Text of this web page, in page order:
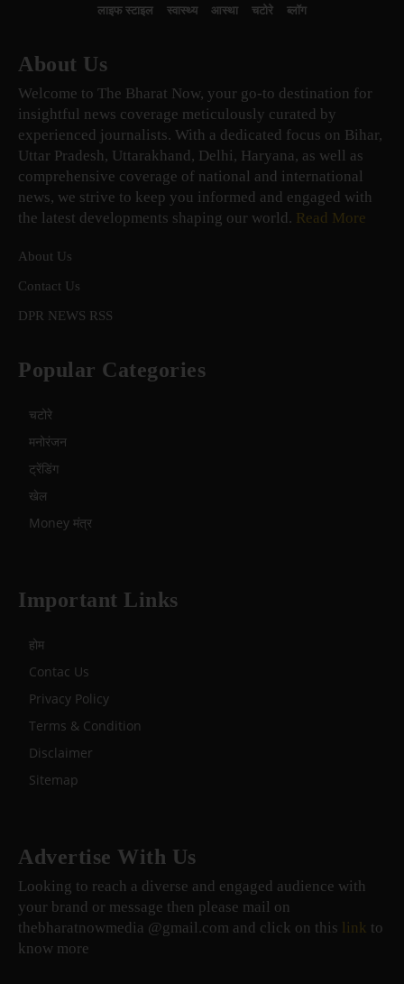
लाइफ स्टाइल
स्वास्थ्य आस्था चटोरे ब्लॉग
About Us
Welcome to The Bharat Now, your go-to destination for
insightful news coverage meticulously curated by
experienced journalists. With a dedicated focus on Bihar,
Uttar Pradesh, Uttarakhand, Delhi, Haryana, as well as
comprehensive coverage of national and international
news, we strive to keep you informed and engaged with
the latest developments shaping our world. Read More
About Us
Contact Us
DPR NEWS RSS
Popular Categories
चटोरे
मनोरंजन
ट्रेंडिंग
खेल
Money मंत्र
Important Links
होम
Contac Us
Privacy Policy
Terms & Condition
Disclaimer
Sitemap
Advertise With Us
Looking to reach a diverse and engaged audience with
your brand or message then please mail on
thebharatnowmedia @gmail.com and click on this link to
know more